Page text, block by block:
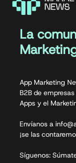
La
App Marketing
B2B de
Apps y el
Envíanos a
¡se las
Síguenos: